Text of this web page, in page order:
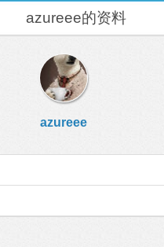
azureee的资料
azureee